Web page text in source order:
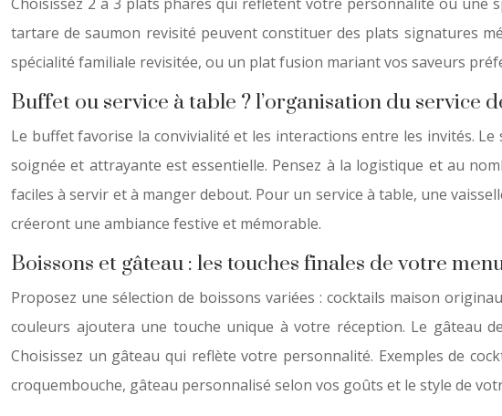
tartare de saumon revisité peuvent constituer des plats signatures
spécialité familiale revisitée, ou un plat fusion mariant vos saveurs
Buffet ou service à table ? l’organisation du service
Le buffet favorise la convivialité et les interactions entre les invités.
soignée et attrayante est essentielle. Pensez à la logistique et au
faciles à servir et à manger debout. Pour un service à table, une
créeront une ambiance festive et mémorable.
Boissons et gâteau : les touches finales de votre
Proposez une sélection de boissons variées : cocktails maison
couleurs ajoutera une touche unique à votre réception. Le gâteau
Choisissez un gâteau qui reflète votre personnalité. Exemples de
croquembouche, gâteau personnalisé selon vos goûts et le style de